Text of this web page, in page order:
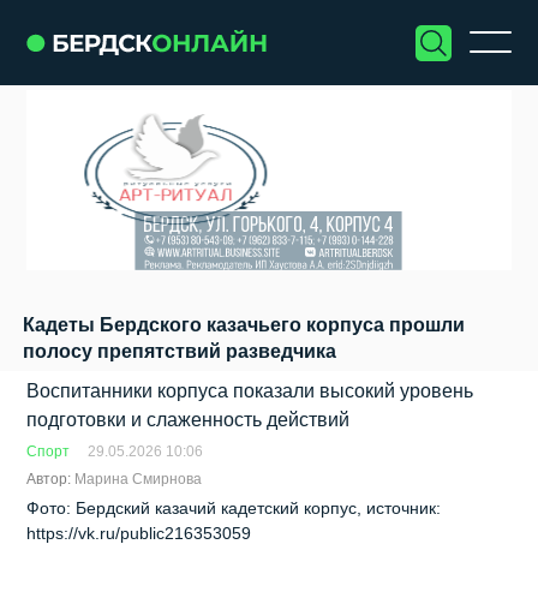
Кадеты Бердского казачьего корпуса прошли
полосу препятствий разведчика
Воспитанники корпуса показали высокий уровень
подготовки и слаженность действий
Спорт
29.05.2026 10:06
Автор: Марина Смирнова
Фото: Бердский казачий кадетский корпус, источник:
https://vk.ru/public216353059